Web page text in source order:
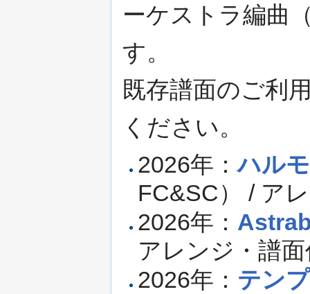
ーケストラ編曲
す。
既存譜面のご利
ください。
2026年：ハル
FC&SC） / ア
2026年：
アレンジ・譜
2026年： テン